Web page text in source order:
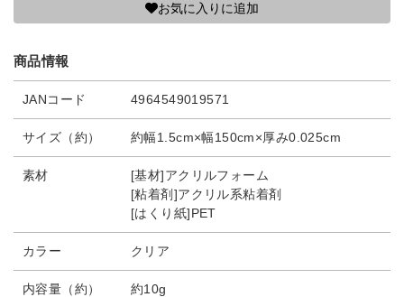
お気に入りに追加
商品情報
JANコード 4964549019571
サイズ（約） 約幅1.5cm×幅150cm×厚み0.025cm
素材
[基材]アクリルフォーム
[粘着剤]アクリル系粘着剤
[はくり紙]PET
カラー クリア
内容量（約） 約10g